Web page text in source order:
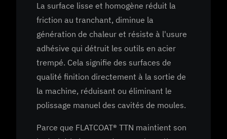
La surface lisse et homogène réduit la
friction au tranchant, diminue la
génération de chaleur et résiste à l'usure
adhésive qui détruit les outils en acier
trempé. Cela signifie des surfaces de
qualité finition directement à la sortie de
la machine, réduisant ou éliminant le
polissage manuel des cavités de moules.
Parce que FLATCOAT® TTN maintient son